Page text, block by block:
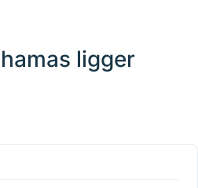
ligger
km / 62.1 mi